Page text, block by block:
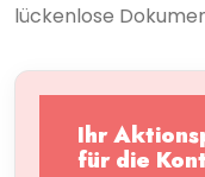
lückenlose
Ihr
für die